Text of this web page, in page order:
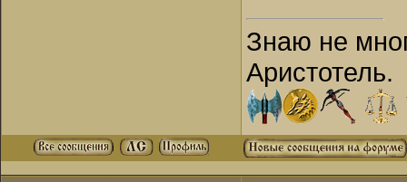
Знаю не
Аристотель.